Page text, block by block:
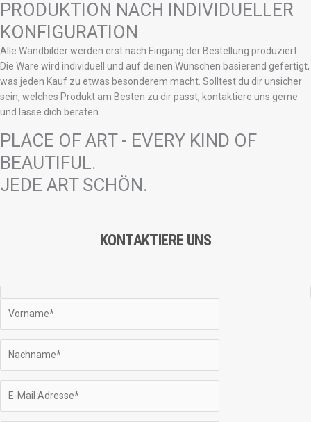
PRODUKTION NACH INDIVIDUELLER
KONFIGURATION
Alle Wandbilder werden erst nach Eingang der Bestellung produziert.
Die Ware wird individuell und auf deinen Wünschen basierend gefertigt,
was jeden Kauf zu etwas besonderem macht. Solltest du dir unsicher
sein, welches Produkt am Besten zu dir passt, kontaktiere uns gerne
und lasse dich beraten.
PLACE OF ART - EVERY KIND OF
BEAUTIFUL.
JEDE ART SCHÖN.
KONTAKTIERE UNS